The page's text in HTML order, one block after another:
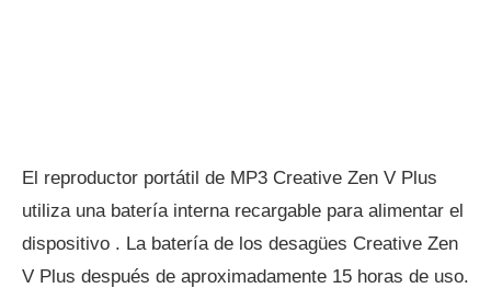
El reproductor portátil de MP3 Creative Zen V Plus
utiliza una batería interna recargable para alimentar el
dispositivo . La batería de los desagües Creative Zen
V Plus después de aproximadamente 15 horas de uso.